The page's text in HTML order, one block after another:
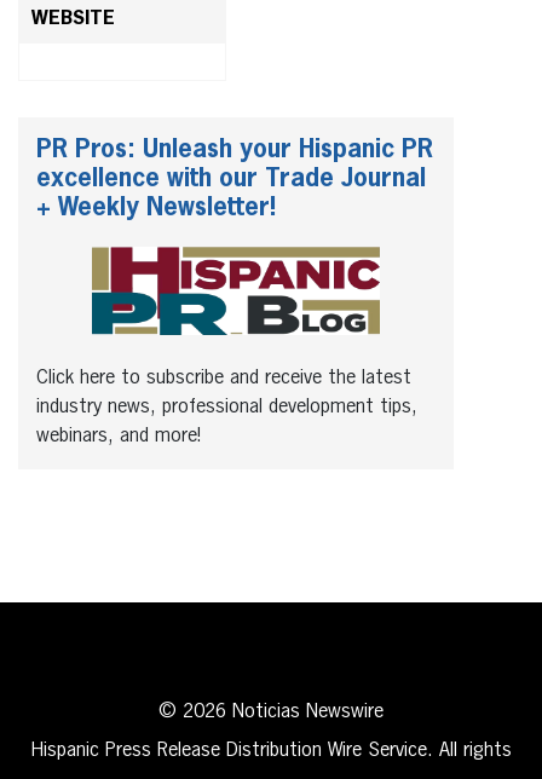
WEBSITE
PR Pros: Unleash your Hispanic PR
excellence with our Trade Journal
+ Weekly Newsletter!
Click here to subscribe and receive the latest
industry news, professional development tips,
webinars, and more!
© 2026 Noticias Newswire
Hispanic Press Release Distribution Wire Service. All rights